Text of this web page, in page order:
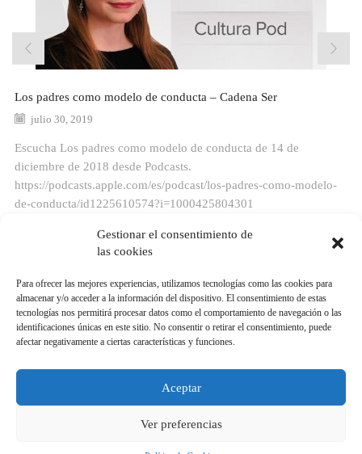
Gestionar el consentimiento de
las cookies
Para ofrecer las mejores experiencias, utilizamos tecnologías como las cookies para
almacenar y/o acceder a la información del dispositivo. El consentimiento de estas
tecnologías nos permitirá procesar datos como el comportamiento de navegación o las
identificaciones únicas en este sitio. No consentir o retirar el consentimiento, puede
afectar negativamente a ciertas características y funciones.
Aceptar
Ver preferencias
Los padres como modelo de conducta – Cadena Ser
julio 30, 2019
Escucha Los padres como modelo de conducta de 14 de
diciembre de 2018 desde Podcasts.
https://podcasts.apple.com/es/podcast/los-padres-como-modelo-
de-conducta/id1225610574?i=1000425804301
Continue Reading
CATEGORÍAS
Programas de Radio